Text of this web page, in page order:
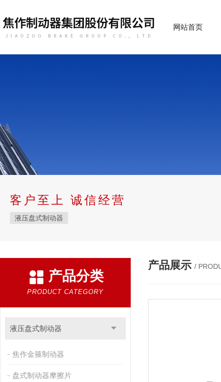
网站首页
客户至上 诚信经营
液压盘式制动器
产品分类
PRODUCT CATEGORY
液压盘式制动器
焦作金箍制动器
盘式制动器摩擦片
产品展示 /